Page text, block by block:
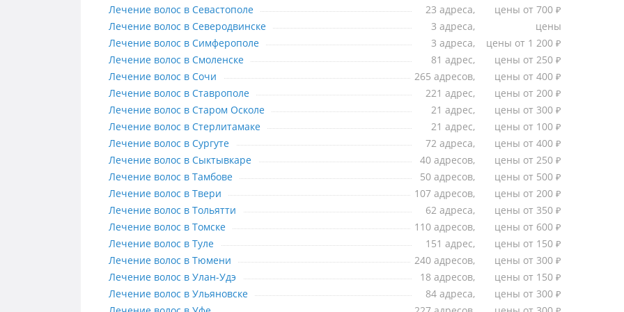
Лечение волос в Севастополе
Лечение волос в Севастополе 23 адреса, цены от 700 ₽
Лечение волос в Северодвинске
Лечение волос в Северодвинске 3 адреса, цены
Лечение волос в Симферополе
Лечение волос в Симферополе 3 адреса, цены от 1 200 ₽
Лечение волос в Смоленске
Лечение волос в Смоленске 81 адрес, цены от 250 ₽
Лечение волос в Сочи
Лечение волос в Сочи 265 адресов, цены от 400 ₽
Лечение волос в Ставрополе
Лечение волос в Ставрополе 221 адрес, цены от 200 ₽
Лечение волос в Старом Осколе
Лечение волос в Старом Осколе 21 адрес, цены от 300 ₽
Лечение волос в Стерлитамаке
Лечение волос в Стерлитамаке 21 адрес, цены от 100 ₽
Лечение волос в Сургуте
Лечение волос в Сургуте 72 адреса, цены от 400 ₽
Лечение волос в Сыктывкаре
Лечение волос в Сыктывкаре 40 адресов, цены от 250 ₽
Лечение волос в Тамбове
Лечение волос в Тамбове 50 адресов, цены от 500 ₽
Лечение волос в Твери
Лечение волос в Твери 107 адресов, цены от 200 ₽
Лечение волос в Тольятти
Лечение волос в Тольятти 62 адреса, цены от 350 ₽
Лечение волос в Томске
Лечение волос в Томске 110 адресов, цены от 600 ₽
Лечение волос в Туле
Лечение волос в Туле 151 адрес, цены от 150 ₽
Лечение волос в Тюмени
Лечение волос в Тюмени 240 адресов, цены от 300 ₽
Лечение волос в Улан-Удэ
Лечение волос в Улан-Удэ 18 адресов, цены от 150 ₽
Лечение волос в Ульяновске
Лечение волос в Ульяновске 84 адреса, цены от 300 ₽